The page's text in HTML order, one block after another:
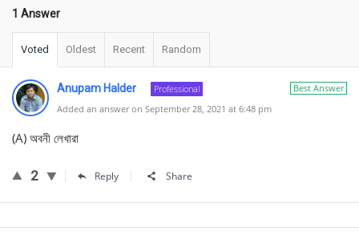
1 Answer
Voted Oldest Recent Random
Best Answer
Anupam Halder
Professional
Added an answer on September 28, 2021 at 6:48 pm
(A) অবনী লেখারা
2 Reply Share